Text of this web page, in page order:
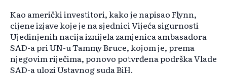
Kao američki investitori, kako je napisao Flynn,
cijene izjave koje je na sjednici Vijeća sigurnosti
Ujedinjenih nacija iznijela zamjenica ambasadora
SAD-a pri UN-u Tammy Bruce, kojom je, prema
njegovim riječima, ponovo potvrđena podrška Vlade
SAD-a ulozi Ustavnog suda BiH.